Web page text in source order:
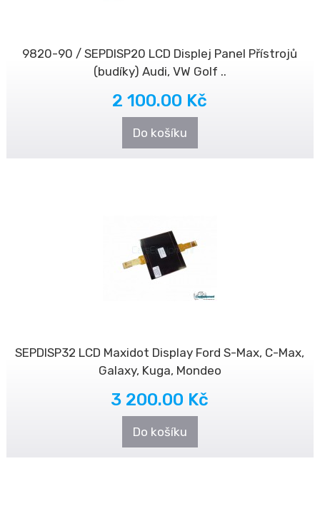
9820-90 / SEPDISP20 LCD Displej Panel Přístrojů
(budíky) Audi, VW Golf ..
2 100.00 Kč
Do košíku
SEPDISP32 LCD Maxidot Display Ford S-Max, C-Max,
Galaxy, Kuga, Mondeo
3 200.00 Kč
Do košíku